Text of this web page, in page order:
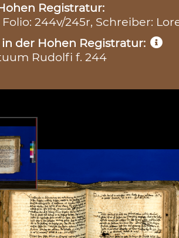
Registratur:
Folio: 244v/245r, Schreiber:
der Hohen Registratur:
Rudolfi f. 244